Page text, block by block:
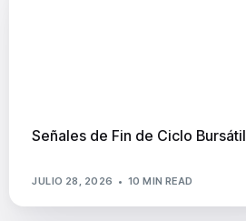
Señales de Fin de Ciclo Bursátil
JULIO 28, 2026 10 MIN READ